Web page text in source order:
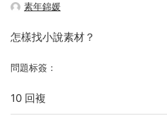
素年錦媛
怎樣找小說素材？
問題标簽：
10 回複